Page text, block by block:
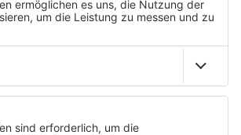
Ihre Privatsphäre